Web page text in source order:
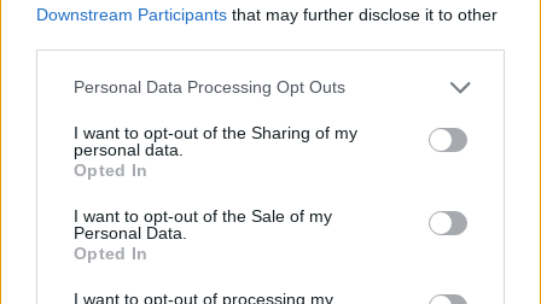
Downstream Participants that may further disclose it to other
Personal Data Processing Opt Outs
I want to opt-out of the Sharing of my
personal data.
Opted In
I want to opt-out of the Sale of my
Personal Data.
Opted In
I want to opt-out of processing my